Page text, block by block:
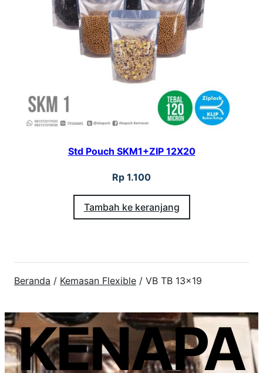
Std Pouch SKM1+ZIP 12X20
Rp 1.100
Tambah ke keranjang
Beranda / Kemasan Flexible / VB TB 13×19
KENAPA